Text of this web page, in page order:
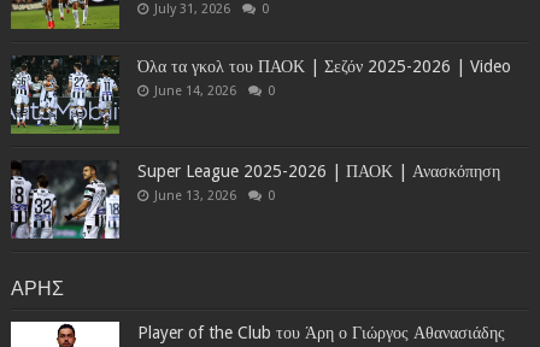
July 31, 2026 0
Όλα τα γκολ του ΠΑΟΚ | Σεζόν 2025-2026 | Video
June 14, 2026 0
Super League 2025-2026 | ΠΑΟΚ | Ανασκόπηση
June 13, 2026 0
ΑΡΗΣ
Player of the Club του Άρη ο Γιώργος Αθανασιάδης